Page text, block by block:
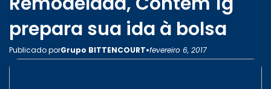
prepara sua ida à bolsa
Publicado porGrupo BITTENCOURT•fevereiro 6, 2017